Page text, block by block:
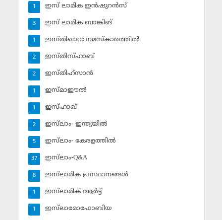
ഇസ് ലാമിക ഇന്‍ഷുറന്‍സ്‌
1
ഇസ് ലാമിക ബാങ്കിങ്‌
3
ഇസ്തിഖാറഃ നമസ്‌കാരത്തില്‍
1
ഇസ്തിസ്ഹാബ്
2
ഇസ്തിഹ്‌സാന്‍
2
ഇസ്മാഈല്‍
1
ഇസ്ഹാഖ്‌
1
ഇസ്‌ലാം- ഇന്ത്യയില്‍
2
ഇസ്‌ലാം- കേരളത്തില്‍
5
ഇസ്‌ലാം-Q&A
37
ഇസ്‌ലാമിക പ്രസ്ഥാനങ്ങള്‍
8
ഇസ്‌ലാമിക് ആര്‍ട്ട്
1
ഇസ്‌ലാമോഫോബിയ
1